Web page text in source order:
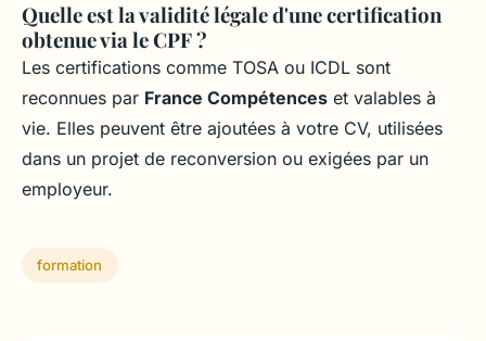
Quelle est la validité légale d'une certification
obtenue via le CPF ?
Les certifications comme TOSA ou ICDL sont
reconnues par France Compétences et valables à
vie. Elles peuvent être ajoutées à votre CV, utilisées
dans un projet de reconversion ou exigées par un
employeur.
formation